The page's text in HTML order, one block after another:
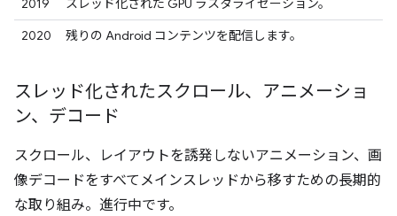
2019
スレッド化された GPU ラスタライゼーション。
2020
残りの Android コンテンツを配信します。
スレッド化されたスクロール、アニメーショ
ン、デコード
スクロール、レイアウトを誘発しないアニメーション、画
像デコードをすべてメインスレッドから移すための長期的
な取り組み。進行中です。